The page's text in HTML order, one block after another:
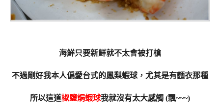
海鮮只要新鮮就不太會被打槍
不過剛好我本人偏愛台式的鳳梨蝦球，尤其是有麵衣那種
所以這道椒鹽焗蝦球我就沒有太大感觸 (飄~~~)